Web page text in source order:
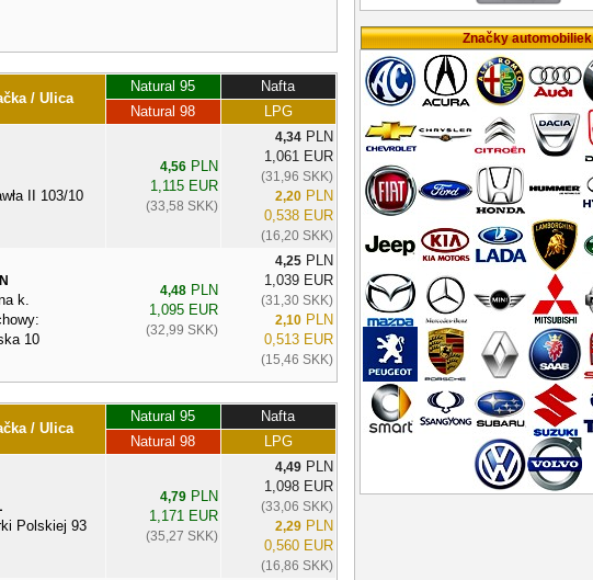
/ Ulica
Natural 95 Nafta
Natural 98 LPG
II 103/10
4,56PLN
1,115 EUR
(33,58 SKK)
4,34PLN
1,061 EUR
(31,96 SKK)
2,20PLN
0,538 EUR
(16,20 SKK)
k.
10
4,48PLN
1,095 EUR
(32,99 SKK)
4,25PLN
1,039 EUR
(31,30 SKK)
2,10PLN
0,513 EUR
(15,46 SKK)
/ Ulica
Natural 95 Nafta
Natural 98 LPG
Polskiej 93
4,79PLN
1,171 EUR
(35,27 SKK)
4,49PLN
1,098 EUR
(33,06 SKK)
2,29PLN
0,560 EUR
(16,86 SKK)
Značky automobiliek